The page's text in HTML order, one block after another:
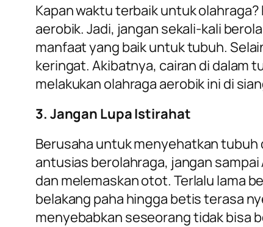
Kapan waktu terbaik untuk
aerobik. Jadi, jangan sekali-kali
manfaat yang baik untuk tubuh.
keringat. Akibatnya, cairan di dalam
melakukan olahraga aerobik ini di
3. Jangan Lupa Istirahat
Berusaha untuk menyehatkan tubuh
antusias berolahraga, jangan
dan melemaskan otot. Terlalu lama
belakang paha hingga betis terasa
menyebabkan seseorang tidak bisa